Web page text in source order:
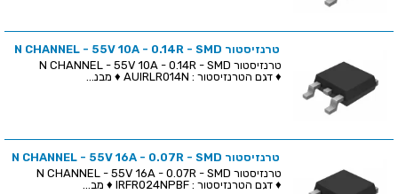
טרנזיסטור N CHANNEL - 55V 10A - 0.14R - SMD
♦ דגם הטרנזיסטור : AUIRLR014N ♦ מבנ...
טרנזיסטור N CHANNEL - 55V 16A - 0.07R - SMD
♦ דגם הטרנזיסטור : IRFR024NPBF ♦ מב...